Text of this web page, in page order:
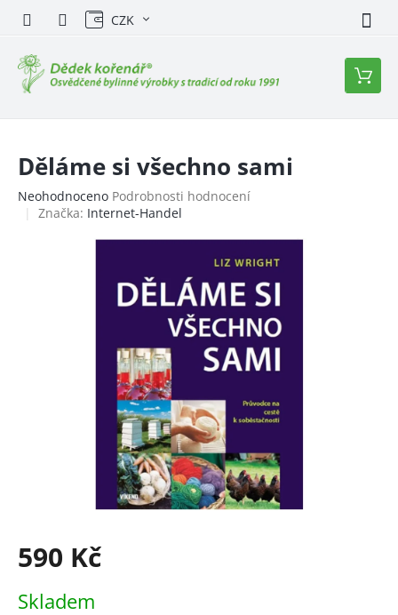
obsah
CZK
košík
Děláme si všechno sami
Průměrné
hodnocení
Neohodnoceno Podrobnosti hodnocení
Značka: Internet-Handel
590 Kč
cena:
Skladem